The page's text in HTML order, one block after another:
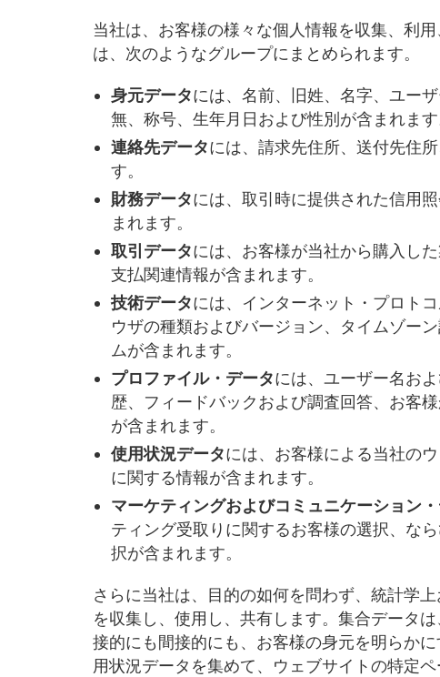
当社は、お客様の様々な個人情報を収集、利
は、次のようなグループにまとめられます。
身元データには、名前、旧姓、名字、ユー
無、称号、生年月日および性別が含まれます
連絡先データには、請求先住所、送付先住
す。
財務データには、取引時に提供された信用
まれます。
取引データには、お客様が当社から購入し
支払関連情報が含まれます。
技術データには、インターネット・プロト
ウザの種類およびバージョン、タイムゾー
ムが含まれます。
プロファイル・データには、ユーザー名お
歴、フィードバックおよび調査回答、お客
が含まれます。
使用状況データには、お客様による当社の
に関する情報が含まれます。
マーケティングおよびコミュニケーション
ティング受取りに関するお客様の選択、な
択が含まれます。
さらに当社は、目的の如何を問わず、統計学
を収集し、使用し、共有します。集合データ
接的にも間接的にも、お客様の身元を明らか
用状況データを集めて、ウェブサイトの特定